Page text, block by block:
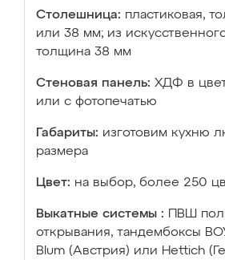
Столешница: пластиковая,
или 38 мм; из
толщина 38 мм
Стеновая панель: ХДФ в
или с фотопечатью
Габариты: изготовим кухню
размера
Цвет: на выбор, более 250
Выкатные системы :
ПВШ
открывания, тандембоксы
Blum (Австрия) или Hettich